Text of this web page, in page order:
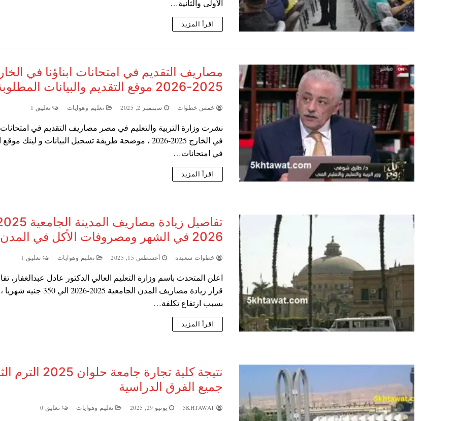
الأولى والثانية…
اقرأ المزيد
مصاريف التقديم في امتحانات ابناؤنا في
2025-2026 موقع التقديم والبيانات المطلوبة
خمس خطوات سبتمبر 2, 2025 تعليم وهوايات تعليق 1
نشرت وزارة التربية والتعليم في مصر مصاريف التقديم في امتحانات
في الخارج 2025-2026 ، موضحة طريقة تسجيل البيانات و لينك
في امتحانات…
اقرأ المزيد
2026 في الشهر ومصروفات الأكل في المدن
خطوات سعيدة أغسطس 15, 2025 تعليم وهوايات تعليق 1
اعلن المتحدث باسم وزارة التعليم العالي الدكتور عادل عبدالغفار،
قرار زيادة مصاريف المدن الجامعية 2025-2026
بسبب ارتفاع تكلفة…
اقرأ المزيد
نتيجة كلية تجارة جامعة حلوان
جميع الفرق الدراسية
5KHTAWAT يونيو 29, 2025 تعليم وهوايات تعليق 0